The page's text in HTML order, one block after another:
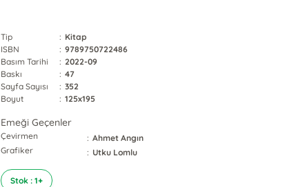
Tip : Kitap
ISBN
: 9789750722486
Basım Tarihi
: 2022-09
Baskı
: 47
Sayfa Sayısı
: 352
Boyut
: 125x195
Emeği Geçenler
Çevirmen : Ahmet Angın
Grafiker
: Utku Lomlu
Stok : 1+